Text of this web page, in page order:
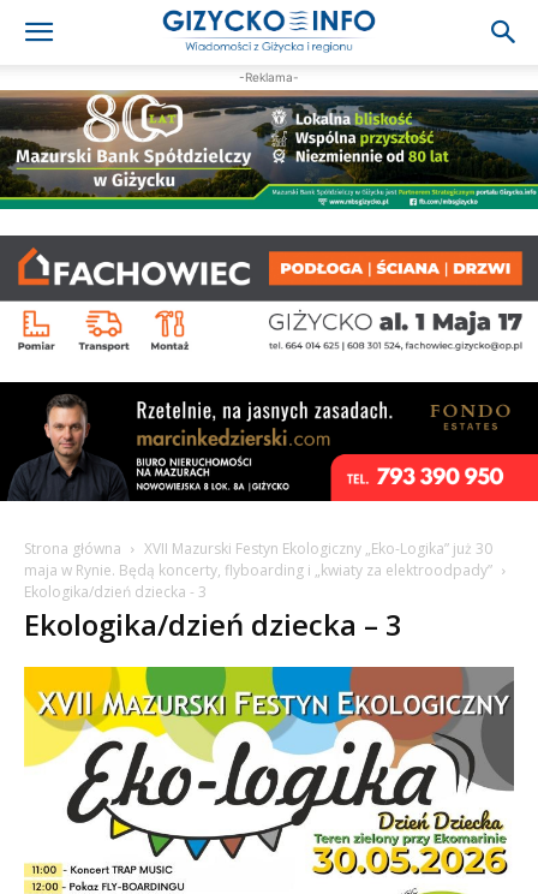
-Reklama-
Strona główna
XVII Mazurski Festyn Ekologiczny „Eko-Logika” już 30
maja w Rynie. Będą koncerty, flyboarding i „kwiaty za elektroodpady”
Ekologika/dzień dziecka - 3
Ekologika/dzień dziecka – 3